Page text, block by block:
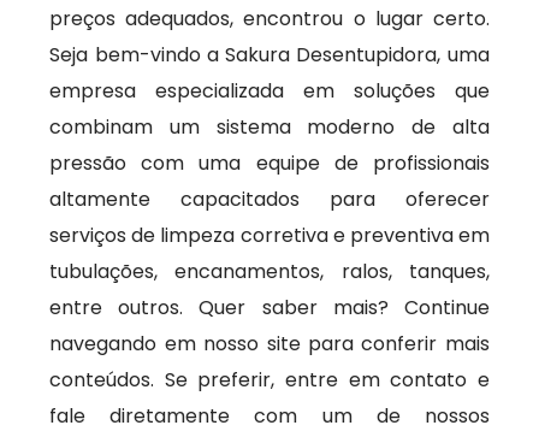
preços adequados, encontrou o lugar certo.
Seja bem-vindo a Sakura Desentupidora, uma
empresa especializada em soluções que
combinam um sistema moderno de alta
pressão com uma equipe de profissionais
altamente capacitados para oferecer
serviços de limpeza corretiva e preventiva em
tubulações, encanamentos, ralos, tanques,
entre outros. Quer saber mais? Continue
navegando em nosso site para conferir mais
conteúdos. Se preferir, entre em contato e
fale diretamente com um de nossos